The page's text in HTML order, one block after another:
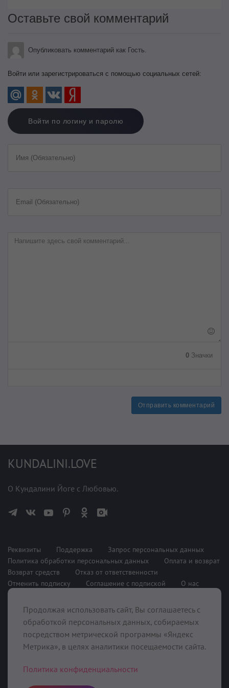
Оставьте свой комментарий
Опубликовать комментарий как Гость.
Войти или зарегистрироваться с помощью социальных сетей:
Войти по логину и паролю
Имя (Обязательно)
Email (Обязательно)
0 Значки
Отправить комментарий
KUNDALINI.LOVE
О Кундалини Йоге с Любовью.
Реквизиты Поддержка
Запрос персональных данных
Политика обработки персональных данных
Оплата и возврат
Возврат средств
Отказ от ответственности
Отменить подписку
Соглашение с подпиской О нас
При поддержке
Продолжая использовать сайт, Вы соглашаетесь с
обработкой персональных данных, собираемых
посредством метрической программы «Яндекс
Метрика», в целях аналитики посещаемости сайта.
Политика конфиденциальности